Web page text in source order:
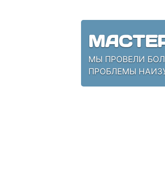
МЫ ПРОВЕЛИ
ПРОБЛЕМЫ